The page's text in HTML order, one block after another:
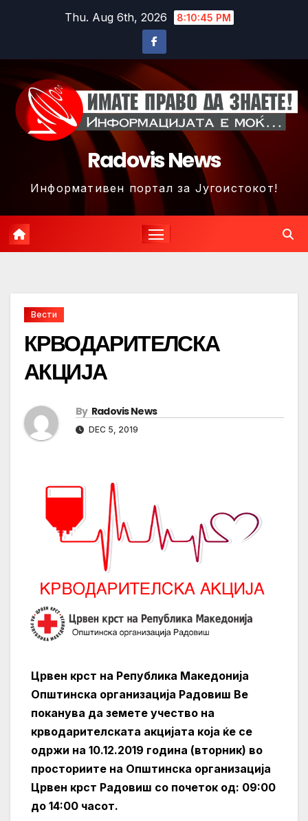
Thu. Aug 6th, 2026 8:10:47 PM
Radovis News
Информативен портал за Југоистокот!
Вести
КРВОДАРИТЕЛСКА
АКЦИЈА
By Radovis News
DEC 5, 2019
Црвен крст на Република Македонија
Општинска организација Радовиш Ве
поканува да земете учество на
крводарителската акцијата која ќе се
одржи на 10.12.2019 година (вторник) во
просториите на Општинска организација
Црвен крст Радовиш со почеток од: 09:00
до 14:00 часот.